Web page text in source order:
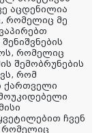
აცდენილია
რომელიც მე
რომელიც
შემობრუნების
რომ
ქართველი
ჩვენ
რომელიც